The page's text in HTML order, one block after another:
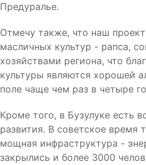
Предуралье.
Отмечу также, что наш
масличных культур - рапса,
хозяйствами региона, что
культуры являются хорошей
поле чаще чем раз в четыре
Кроме того, в Бузулуке есть
развития. В советское время
мощная инфраструктура -
закрылись и более 3000